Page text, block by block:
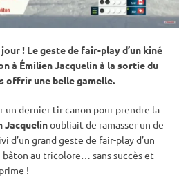
! Le geste de fair-play d’un kiné
à Émilien Jacquelin à la sortie du
offrir une belle gamelle.
un dernier tir canon pour prendre la
Jacquelinoubliait de ramasser un de
d’un grand geste de fair-play d’un
au tricolore… sans succès et
!